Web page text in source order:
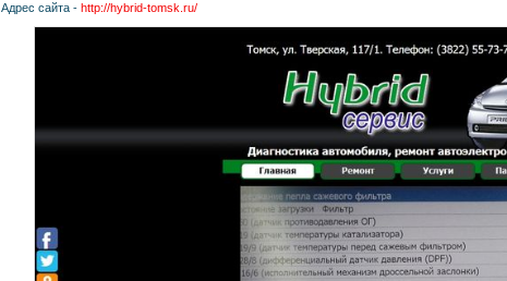
Адрес сайта - http://hybrid-tomsk.ru/